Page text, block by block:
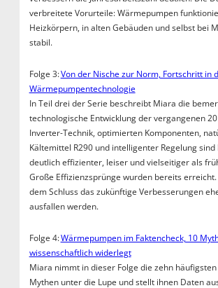
verbreitete Vorurteile: Wärmepumpen
Heizkörpern, in alten Gebäuden und selbst bei
stabil.
Folge 3:Von der Nische zur Norm, Fortschritt in
Wärmepumpentechnologie
In Teil drei der Serie beschreibt Miara die
technologische Entwicklung der vergangenen 20
Inverter-Technik, optimierten Komponenten,
Kältemittel R290 und intelligenter Regelung
deutlich effizienter, leiser und vielseitiger als
Große Effizienzsprünge wurden bereits
dem Schluss das zukünftige Verbesserungen
ausfallen werden.
Folge 4:Wärmepumpen im Faktencheck, 10
wissenschaftlich widerlegt
Miara nimmt in dieser Folge die zehn
Mythen unter die Lupe und stellt ihnen Daten